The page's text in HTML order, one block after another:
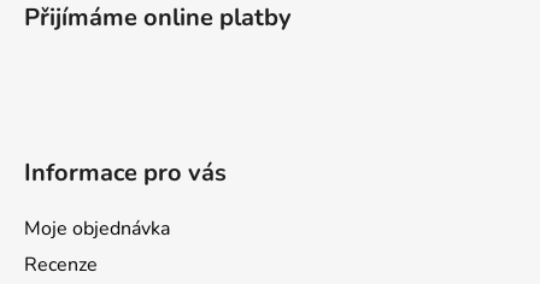
Přijímáme online platby
Informace pro vás
Moje objednávka
Recenze